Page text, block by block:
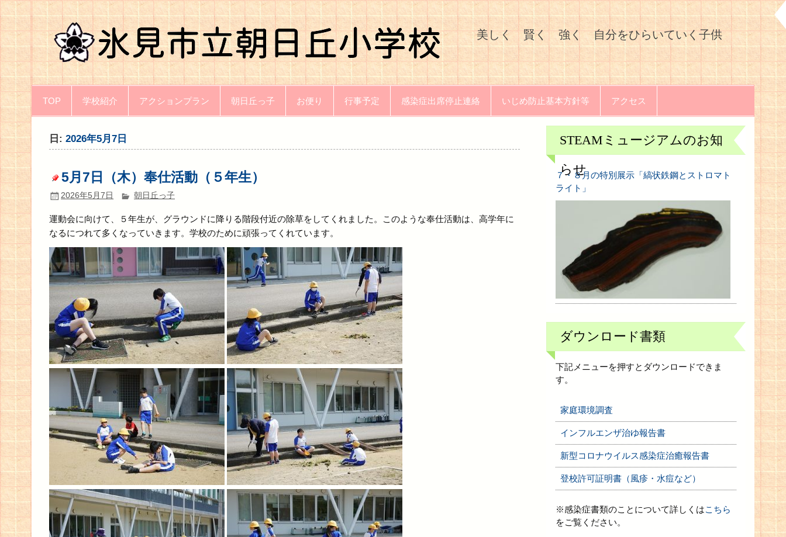
Skip
content
氷見市立朝日丘小学校
美しく 賢く 強く 自分をひらいていく子供
TOP 学校紹介 アクションプラン 朝日丘っ子 お便り 行事予定 感染症出席停止連絡 いじめ防止基本方針等 アクセス
日:2026年5月7日
5月7日（木）奉仕活動（５年生）
2026年5月7日 朝日丘っ子
運動会に向けて、５年生が、グラウンドに降りる階段付近の除草をしてくれました。このような奉仕活動は、高学年に
なるにつれて多くなっていきます。学校のために頑張ってくれています。
STEAMミュージアムのお知
らせ
７・８月の特別展示「縞状鉄鋼とストロマト
ライト」
ダウンロード書類
下記メニューを押すとダウンロードできま
す。
家庭環境調査
インフルエンザ治ゆ報告書
新型コロナウイルス感染症治癒報告書
登校許可証明書（風疹・水痘など）
※感染症書類のことについて詳しくはこちら
をご覧ください。